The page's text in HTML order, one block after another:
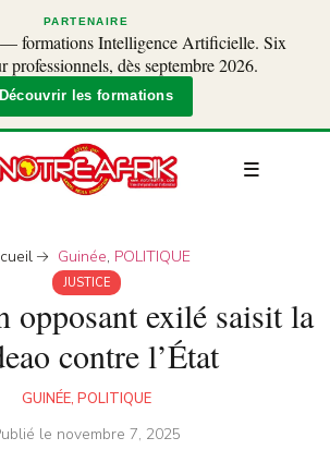
PARTENAIRE
formations Intelligence Artificielle. Six
professionnels, dès septembre 2026.
Découvrir les formations
Guinée, POLITIQUE
JUSTICE
opposant exilé saisit la
contre l’État
GUINÉE, POLITIQUE
le novembre 7, 2025